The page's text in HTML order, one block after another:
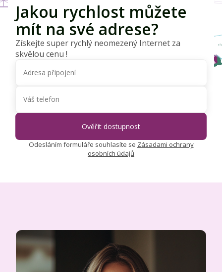
Jakou rychlost můžete
mít na své adrese?
Získejte super rychlý neomezený Internet za
skvělou cenu !
Odesláním formuláře souhlasíte se Zásadami ochrany
osobních údajů